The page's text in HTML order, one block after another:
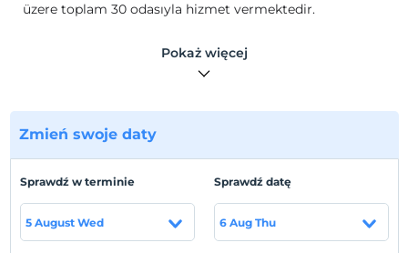
üzere toplam 30 odasıyla hizmet vermektedir.
sahiptir. Çoğu odanın standart donanımına balkon
dahildir. Misafirler çift kişilik yatak üzerinde rahatça
ekstralar arasında internet erişimi, telefon, televizyon ve
kablosuz internet bağlantısı yer almaktadır. Banyolarda
duş mevcuttur. Ayrıca, saç kurutma makinesi
bulunmaktadır.
Tesisimizde toplantı salonları da mevcuttur.
Pokaż więcej
Zmień swoje daty
Sprawdź w terminie
5 August Wed
Sprawdź datę
6 Aug Thu